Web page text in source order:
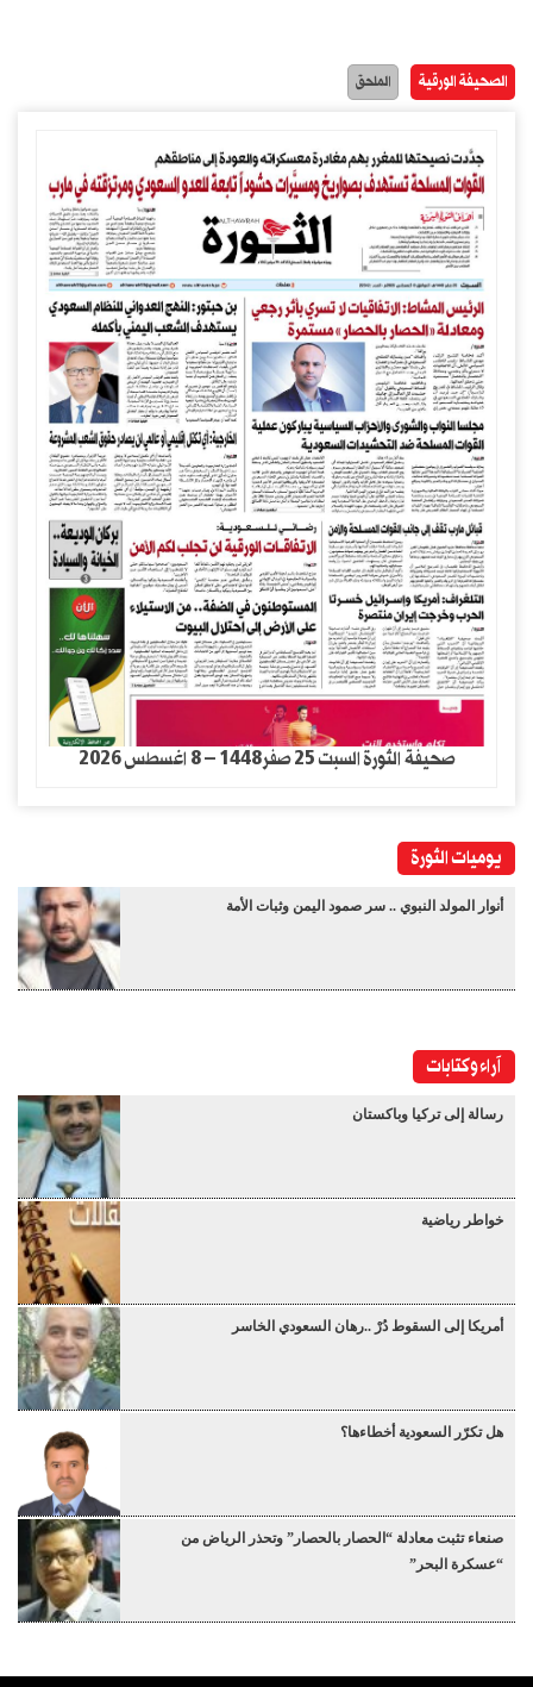
الصحيفة الورقية الملحق
صحيفة الثورة السبت 25 صفر1448 – 8 اغسطس 2026
يوميات الثورة
أنوار المولد النبوي .. سر صمود اليمن وثبات الأمة
آراء وكتابات
رسالة إلى تركيا وباكستان
خواطر رياضية
أمريكا إلى السقوط دُرْ ..رهان السعودي الخاسر
هل تكرّر السعودية أخطاءها؟
صنعاء تثبت معادلة “الحصار بالحصار” وتحذر الرياض من
“عسكرة البحر”